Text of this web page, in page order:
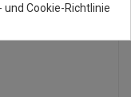
Cookie-Richtlinie